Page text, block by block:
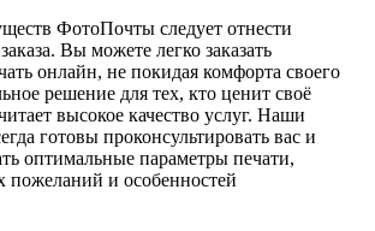
ФотоПочты следует отнести
Вы можете легко заказать
онлайн, не покидая комфорта своего
решение для тех, кто ценит своё
высокое качество услуг. Наши
готовы проконсультировать вас и
оптимальные параметры печати,
пожеланий и особенностей